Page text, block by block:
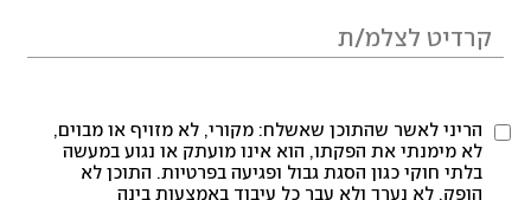
הריני לאשר שהתוכן שאשלח: מקורי, לא מזויף או מבוים,
לא מימנתי את הפקתו, הוא אינו מועתק או נגוע במעשה
בלתי חוקי כגון הסגת גבול ופגיעה בפרטיות. התוכן לא
הופק, לא נערך ולא עבר כל עיבוד באמצעות בינה